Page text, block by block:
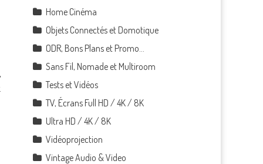
,
Home Cinéma
Objets Connectés et Domotique
ODR, Bons Plans et Promo…
Sans Fil, Nomade et Multiroom
Tests et Vidéos
TV, Écrans Full HD / 4K / 8K
Ultra HD / 4K / 8K
Vidéoprojection
Vintage Audio & Video